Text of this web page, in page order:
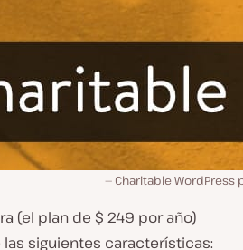
Charitable WordPress
(el plan de $ 249 por año)
siguientes características: